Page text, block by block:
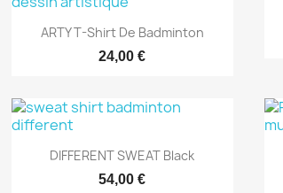
Aperçu rapide
ARTY T-Shirt De Badminton
24,00 €
Aperçu rapide
DIFFERENT SWEAT Black
54,00 €